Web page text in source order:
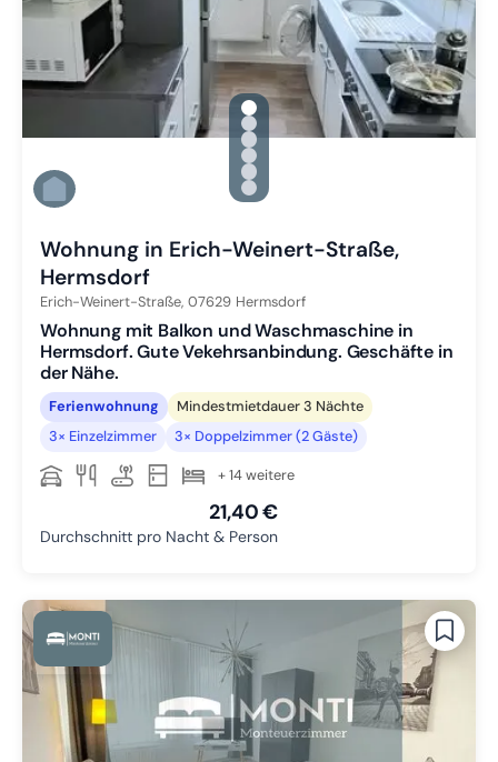
gallery.slide_selector
Zu Slide 1 wechseln
Zu Slide 2 wechseln
Zu Slide 3 wechseln
Zu Slide 4 wechseln
Zu Slide 5 wechseln
Zu Slide 6 wechseln
Wohnung in Erich-Weinert-Straße,
Hermsdorf
Erich-Weinert-Straße, 07629 Hermsdorf
Wohnung mit Balkon und Waschmaschine in
Hermsdorf. Gute Vekehrsanbindung. Geschäfte in
der Nähe.
Ferienwohnung
Mindestmietdauer 3 Nächte
3× Einzelzimmer
3× Doppelzimmer (2 Gäste)
+ 14 weitere
21,40 €
Durchschnitt pro Nacht & Person